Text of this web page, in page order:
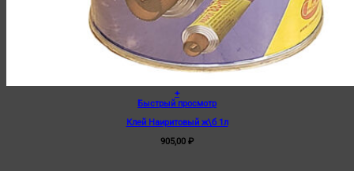
+
Быстрый просмотр
Клей Наиритовый ж\б 1л
905,00 ₽